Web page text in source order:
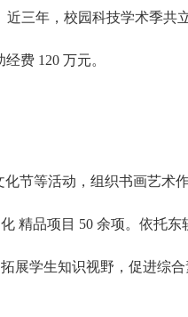
三年，校园科技学术季共
费 120 万元。
节等活动，组织书画艺术
精品项目 50 余项。依托
展学生知识视野，促进综合